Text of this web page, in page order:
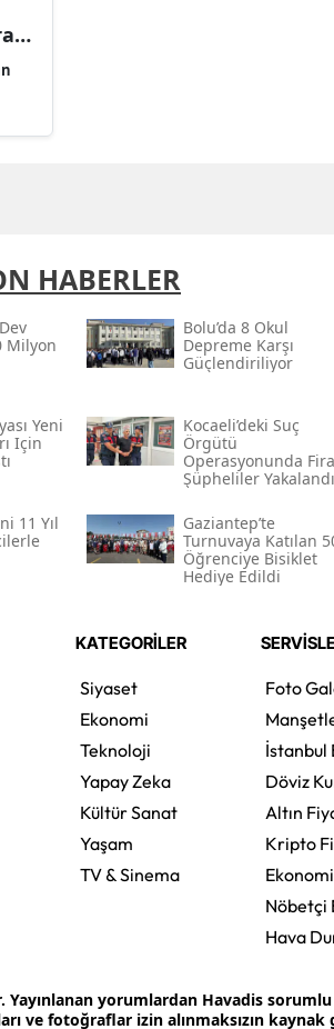
HABERLER
Milyon
Bolu’da 8 Okul
Depreme Karşı
Güçlendiriliyor
Yeni
Için
Kocaeli’deki Suç
Örgütü
Operasyonunda
Şüpheliler Yakalandı
11 Yıl
Gaziantep’te
Turnuvaya Katılan
Öğrenciye Bisiklet
Hediye Edildi
KATEGORİLER
Siyaset
Ekonomi
Teknoloji
Yapay Zeka
Kültür Sanat
Yaşam
TV & Sinema
Foto
İstanbul
Döviz
Altın
Kripto
Nöbetçi
Hava
Yayınlanan yorumlardan Havadis
ve fotoğraflar izin alınmaksızın